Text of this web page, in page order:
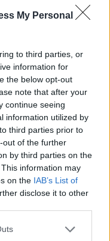
My Personal
to third parties, or
information for
the below opt-out
note that after your
continue seeing
information utilized by
third parties prior to
out of the further
by third parties on the
information may
on the IAB’s List of
disclose it to other